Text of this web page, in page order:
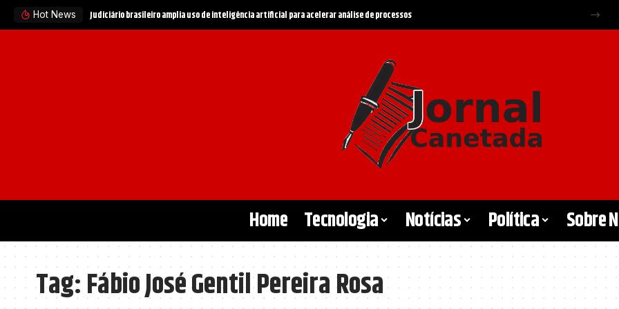
Hot News Judiciário brasileiro amplia uso de inteligência artificial para acelerar análise de processos
Home Tecnologia Notícias Política Sobre
Tag:Fábio José Gentil Pereira Rosa